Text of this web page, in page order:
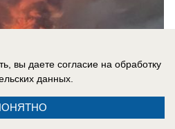
0
вы даете согласие на обработку
данных.